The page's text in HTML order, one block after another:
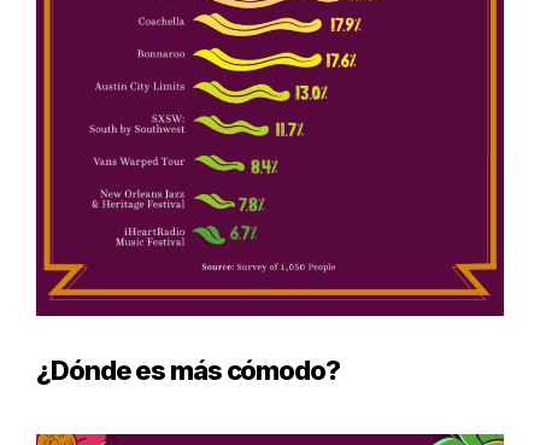
¿Dónde es más cómodo?